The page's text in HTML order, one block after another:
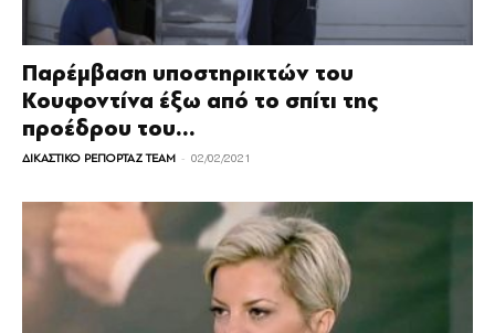
Παρέμβαση υποστηρικτών του
Κουφοντίνα έξω από το σπίτι της
προέδρου του...
ΔΙΚΑΣΤΙΚΟ ΡΕΠΟΡΤΑΖ TEAM - 02/02/2021